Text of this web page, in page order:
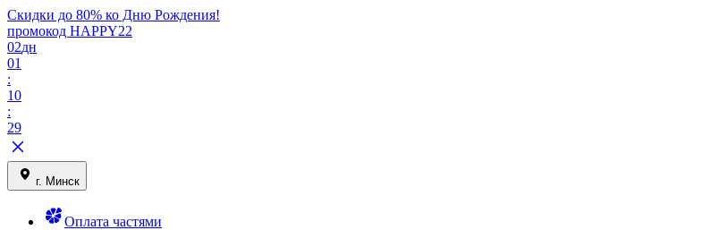
Скидки до 80% ко Дню Рождения!
промокод HAPPY22
02дн
01
:
10
:
29
г. Минск
Оплата частями